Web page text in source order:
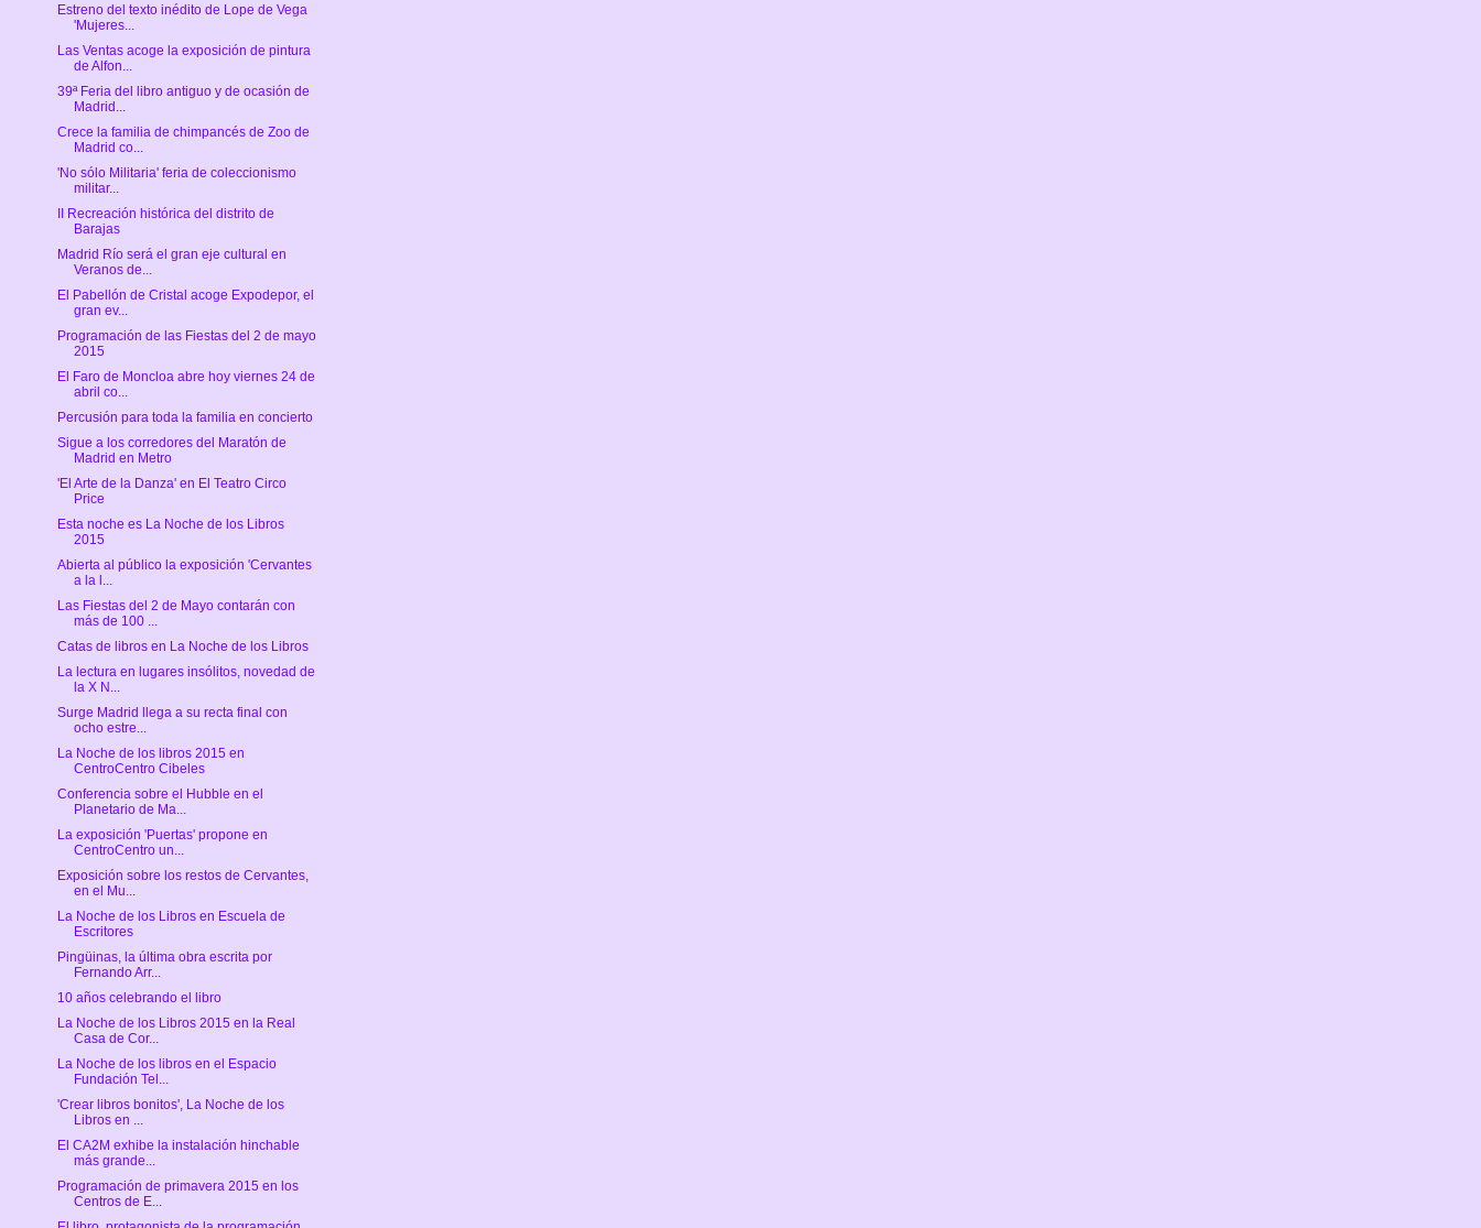
Estreno del texto inédito de Lope de Vega
'Mujeres...
Las Ventas acoge la exposición de pintura
de Alfon...
39ª Feria del libro antiguo y de ocasión de
Madrid...
Crece la familia de chimpancés de Zoo de
Madrid co...
'No sólo Militaria' feria de coleccionismo
militar...
II Recreación histórica del distrito de
Barajas
Madrid Río será el gran eje cultural en
Veranos de...
El Pabellón de Cristal acoge Expodepor, el
gran ev...
Programación de las Fiestas del 2 de mayo
2015
El Faro de Moncloa abre hoy viernes 24 de
abril co...
Percusión para toda la familia en concierto
Sigue a los corredores del Maratón de
Madrid en Metro
'El Arte de la Danza' en El Teatro Circo
Price
Esta noche es La Noche de los Libros
2015
Abierta al público la exposición 'Cervantes
a la l...
Las Fiestas del 2 de Mayo contarán con
más de 100 ...
Catas de libros en La Noche de los Libros
La lectura en lugares insólitos, novedad de
la X N...
Surge Madrid llega a su recta final con
ocho estre...
La Noche de los libros 2015 en
CentroCentro Cibeles
Conferencia sobre el Hubble en el
Planetario de Ma...
La exposición 'Puertas' propone en
CentroCentro un...
Exposición sobre los restos de Cervantes,
en el Mu...
La Noche de los Libros en Escuela de
Escritores
Pingüinas, la última obra escrita por
Fernando Arr...
10 años celebrando el libro
La Noche de los Libros 2015 en la Real
Casa de Cor...
La Noche de los libros en el Espacio
Fundación Tel...
'Crear libros bonitos', La Noche de los
Libros en ...
El CA2M exhibe la instalación hinchable
más grande...
Programación de primavera 2015 en los
Centros de E...